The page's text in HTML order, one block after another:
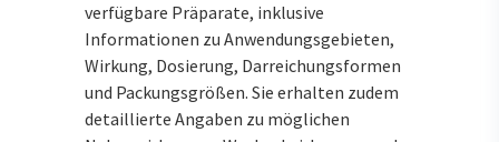
verfügbare Präparate, inklusive
Informationen zu Anwendungsgebieten,
Wirkung, Dosierung, Darreichungsformen
und Packungsgrößen. Sie erhalten zudem
detaillierte Angaben zu möglichen